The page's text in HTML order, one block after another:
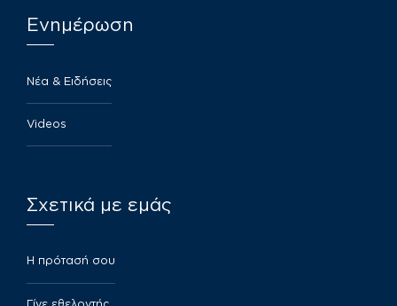
Ενημέρωση
Νέα & Ειδήσεις
Videos
Σχετικά με εμάς
​Η πρότασή σου